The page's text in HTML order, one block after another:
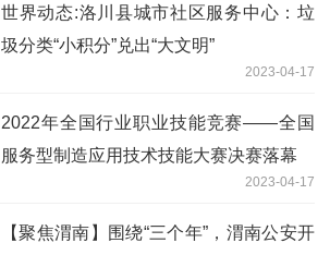
世界动态:洛川县城市社区服务中心：垃
圾分类“小积分”兑出“大文明”
2023-04-17
2022年全国行业职业技能竞赛——全国
服务型制造应用技术技能大赛决赛落幕
2023-04-17
【聚焦渭南】围绕“三个年”，渭南公安开